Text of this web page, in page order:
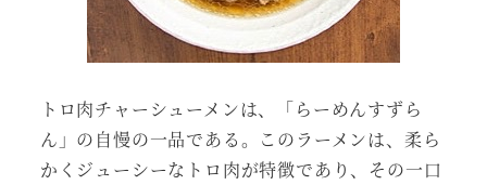
トロ肉チャーシューメンは、「らーめんすずら
ん」の自慢の一品である。このラーメンは、柔ら
かくジューシーなトロ肉が特徴であり、その一口